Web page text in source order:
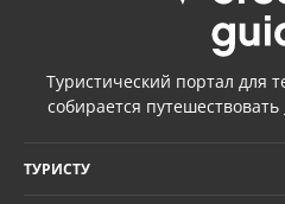
Туристический портал для
собирается путешествовать
ТУРИСТУ